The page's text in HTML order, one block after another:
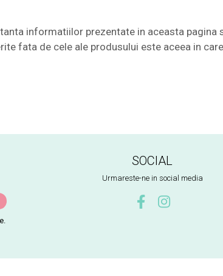
informatiilor prezentate in aceasta
fata de cele ale produsului este aceea in
SOCIAL
Urmareste-ne in social media